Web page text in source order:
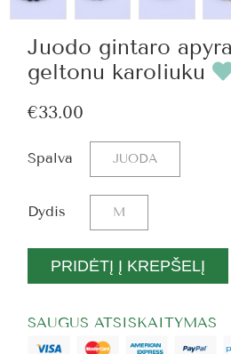
Juodo gintaro
geltonu karoliuku
€33.00
Spalva JUODA
Dydis M
PRIDĖTĮ Į KREPŠELĮ
SAUGUS ATSISKAITYMAS